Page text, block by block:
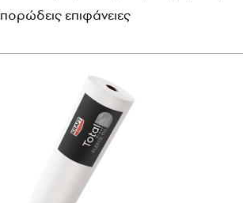
πορώδεις επιφάνειες